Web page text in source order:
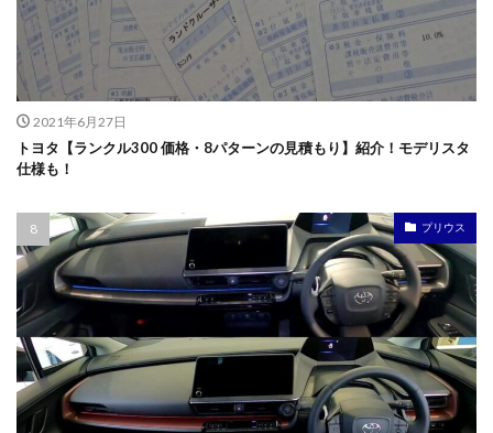
2021年6月27日
トヨタ【ランクル300 価格・8パターンの見積もり】紹介！モデリスタ
仕様も！
プリウス